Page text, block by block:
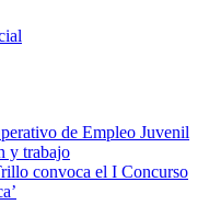
de Empleo Juvenil
y trabajo
convoca el I Concurso